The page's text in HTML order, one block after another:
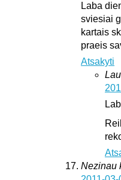
Laba
sviesiai
kartais
praeis
Atsakyti
Nezinau